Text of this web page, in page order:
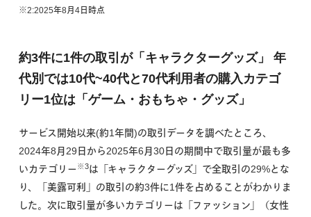
※2:2025年8月4日時点
約3件に1件の取引が「キャラクターグッズ」
年
代別では10代~40代と70代利用者の購入カテゴ
リー1位は「ゲーム・おもちゃ・グッズ」
サービス開始以来(約1年間)の取引データを調べたところ、
2024年8月29日から2025年6月30日の期間中で取引量が最も多
いカテゴリー※3は「キャラクターグッズ」で全取引の29%とな
り、「美露可利」の取引の約3件に1件を占めることがわかりま
した。次に取引量が多いカテゴリーは「ファッション」（女性